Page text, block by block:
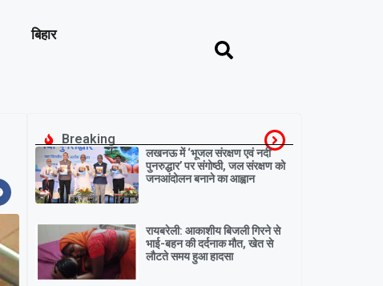
बिहार
Breaking
लखनऊ में ‘भूजल संरक्षण एवं नदी
पुनरुद्धार’ पर संगोष्ठी, जल संरक्षण को
जनआंदोलन बनाने का आह्वान
रायबरेली: आकाशीय बिजली गिरने से
भाई-बहन की दर्दनाक मौत, खेत से
लौटते समय हुआ हादसा